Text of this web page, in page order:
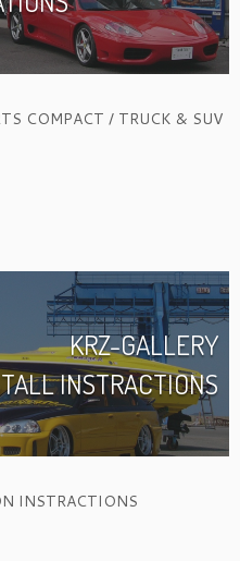
COMPACT / TRUCK & SUV
KRZ-GALLERY
INSTRACTIONS
INSTRACTIONS